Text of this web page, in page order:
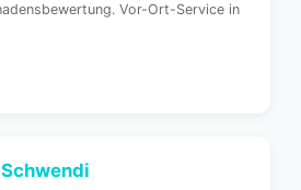
Vor-Ort-Service in
Schwendi